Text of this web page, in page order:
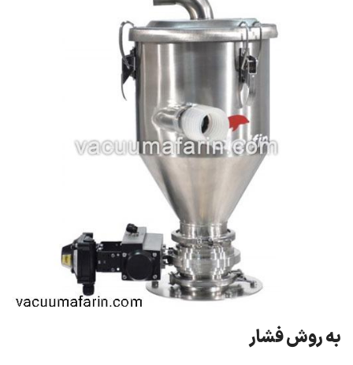
به روش فشار